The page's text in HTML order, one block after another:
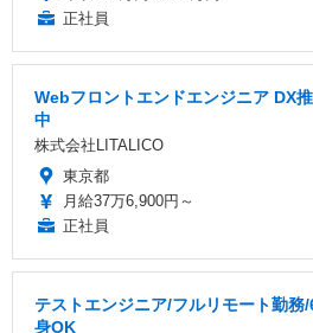
正社員
Webフロントエンドエンジニア DX
中
株式会社LITALICO
東京都
月給37万6,900円～
正社員
テストエンジニア/フルリモート勤務
身OK